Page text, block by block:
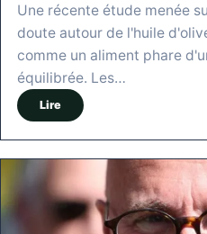
Une récente étude menée
doute autour de l'huile
comme un aliment phare
équilibrée. Les…
Lire